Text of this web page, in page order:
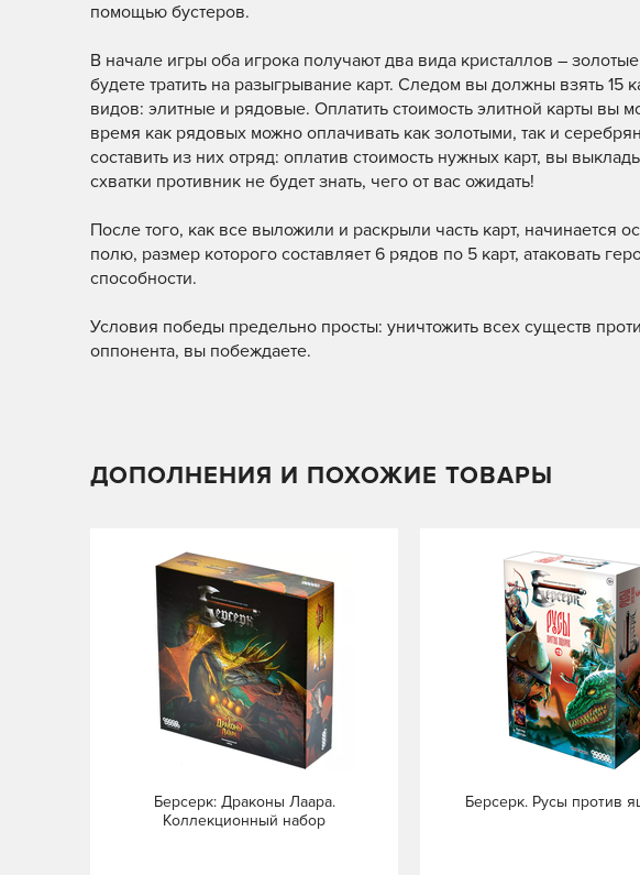
помощью бустеров.
В начале игры оба игрока получают два вида кристаллов –
будете тратить на разыгрывание карт. Следом вы должны взять
видов: элитные и рядовые. Оплатить стоимость элитной карты вы
время как рядовых можно оплачивать как золотыми, так и
составить из них отряд: оплатив стоимость нужных карт, вы
схватки противник не будет знать, чего от вас ожидать!
После того, как все выложили и раскрыли часть карт, начинается
полю, размер которого составляет 6 рядов по 5 карт, атаковать
способности.
Условия победы предельно просты: уничтожить всех существ
оппонента, вы побеждаете.
ДОПОЛНЕНИЯ И ПОХОЖИЕ ТОВАРЫ
Берсерк: Драконы Лаара.
Коллекционный набор
Берсерк. Русы против